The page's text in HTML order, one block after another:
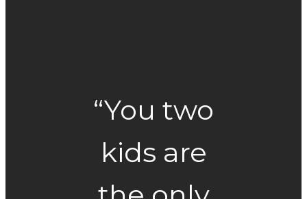
“You two
kids are